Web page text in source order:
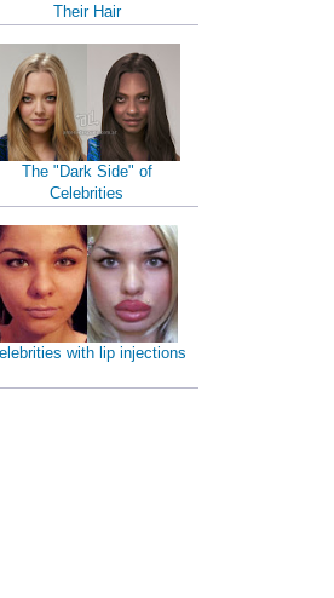
Their Hair
The "Dark Side" of
Celebrities
with lip injections